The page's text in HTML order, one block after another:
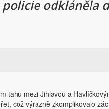
odkláněla
tahu mezi Jihlavou a
což výrazně zkomplikovalo